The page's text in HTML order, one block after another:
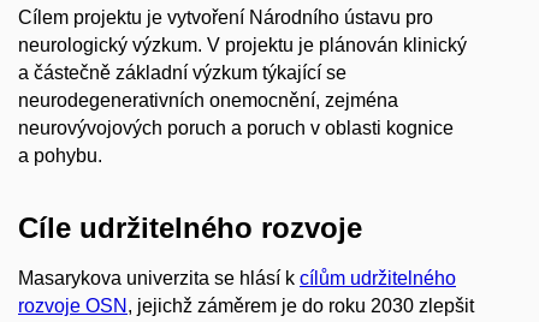
Cílem projektu je vytvoření Národního ústavu pro
neurologický výzkum. V projektu je plánován klinický
a částečně základní výzkum týkající se
neurodegenerativních onemocnění, zejména
neurovývojových poruch a poruch v oblasti kognice
a pohybu.
Cíle udržitelného rozvoje
Masarykova univerzita se hlásí k cílům udržitelného
rozvoje OSN , jejichž záměrem je do roku 2030 zlepšit